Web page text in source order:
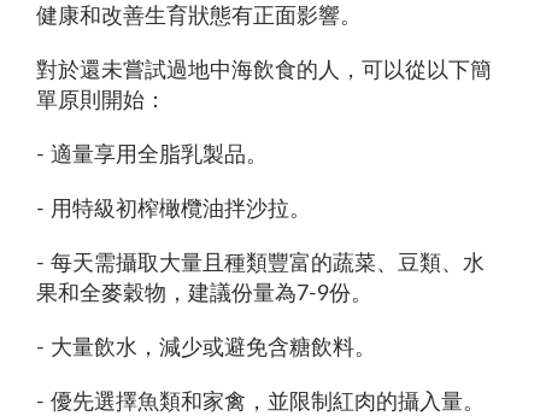
健康和改善生育狀態有正面影響。
對於還未嘗試過地中海飲食的人，可以從以下簡
單原則開始：
- 適量享用全脂乳製品。
- 用特級初榨橄欖油拌沙拉。
- 每天需攝取大量且種類豐富的蔬菜、豆類、水
果和全麥穀物，建議份量為7-9份。
- 大量飲水，減少或避免含糖飲料。
- 優先選擇魚類和家禽，並限制紅肉的攝入量。